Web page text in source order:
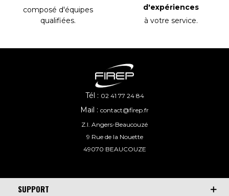
composé d'équipes
qualifiées.
d'expériences
à votre service.
SUPPORT
Tél : 02 41 77 24 84
Mail : contact@firep.fr
Z.I. Angers-Beaucouzé
9 Rue de la Nouette
49070 BEAUCOUZE